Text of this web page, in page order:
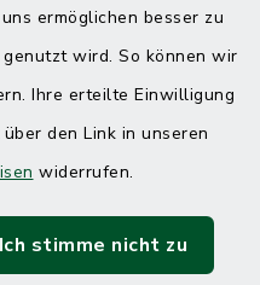
ermöglichen besser zu
wird. So können wir
Ihre erteilte Einwilligung
den Link in unseren
widerrufen.
Ich stimme nicht zu